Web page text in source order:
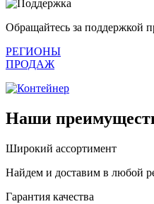
Обращайтесь за поддержкой
РЕГИОНЫ
ПРОДАЖ
Наши
Широкий ассортимент
Найдем и доставим в любой
Гарантия качества